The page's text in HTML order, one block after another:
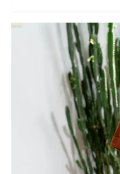
sypiemy
widać.Każde
być dodatkowa
"siedzą” 3 lub 4.
produktach, jak
cukru. A jest to
zatem
sposób.